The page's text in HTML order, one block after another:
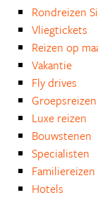
Rondreizen
Vliegtickets
Reizen op
Vakantie
Fly drives
Groepsreizen
Luxe reizen
Bouwstenen
Specialisten
Familiereizen
Hotels